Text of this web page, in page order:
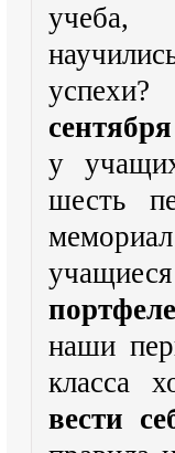
сентября
у
шесть
наши
класса
вести